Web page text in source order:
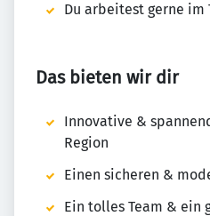
Du arbeitest gerne im
Das bieten wir dir
Innovative &
Region
Einen sicheren &
Ein tolles Team & ein